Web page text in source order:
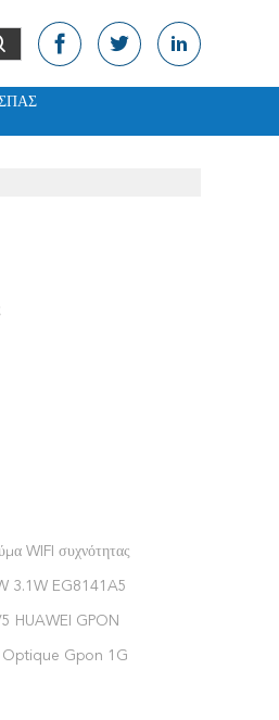
WIFI συχνότητας
3.1W EG8141A5
HUAWEI GPON
Optique Gpon 1GE